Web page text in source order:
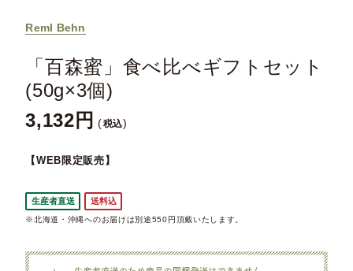
Reml Behn
「百森蜜」食べ比べギフトセット
(50g×3個)
3,132 税込
【WEB限定販売】
生産者直送 送料込
※北海道・沖縄へのお届けは別途550円頂戴いたします。